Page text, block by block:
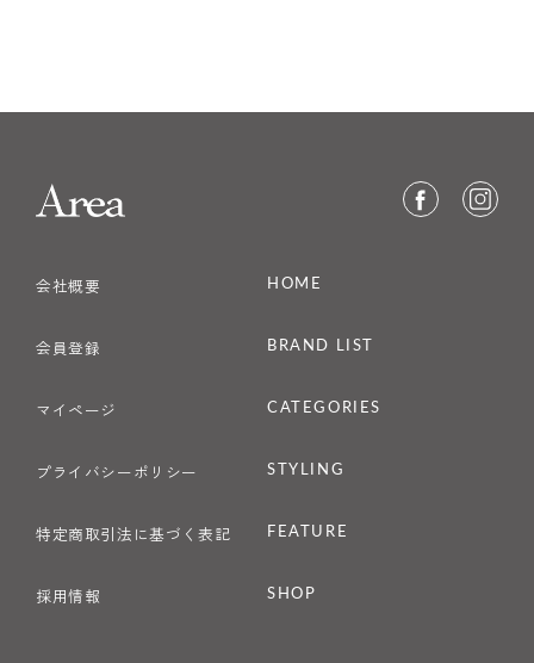
会社概要
会員登録
マイページ
プライバシーポリシー
特定商取引法に基づく表記
採用情報
HOME
BRAND LIST
CATEGORIES
STYLING
FEATURE
SHOP